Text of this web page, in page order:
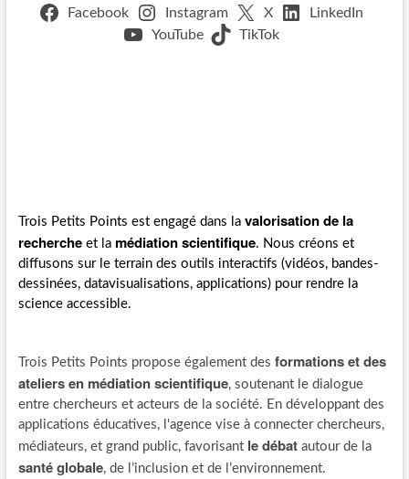
Facebook Instagram X
LinkedIn
YouTube
TikTok
Trois Petits Points est engagé dans la valorisation de la
rechercheet la médiation scientifique. Nous créons et
diffusons sur le terrain des outils interactifs (vidéos, bandes-
dessinées, datavisualisations, applications) pour rendre la
science accessible.
Trois Petits Points propose également des formations et des
ateliers en médiation scientifique, soutenant le dialogue
entre chercheurs et acteurs de la société. En développant des
applications éducatives, l'agence vise à connecter chercheurs,
médiateurs, et grand public, favorisant le débatautour de la
santé globale, de l’inclusion et de l’environnement.